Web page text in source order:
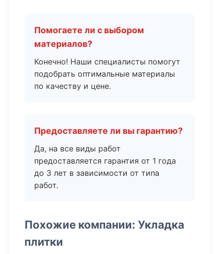
Помогаете ли с выбором
материалов?
Конечно! Наши специалисты помогут
подобрать оптимальные материалы
по качеству и цене.
Предоставляете ли вы гарантию?
Да, на все виды работ
предоставляется гарантия от 1 года
до 3 лет в зависимости от типа
работ.
Похожие компании: Укладка
плитки